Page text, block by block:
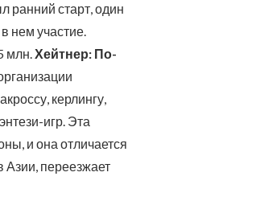
ранний старт, один
нем участие.
млн.Хейтнер: По-
керлингу,
игр. Эта
и она отличается
Азии, переезжает